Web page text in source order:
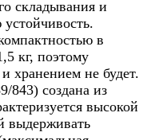
складывания и
в
кг, поэтому
хранением не будет.
создана из
высокой
выдерживать